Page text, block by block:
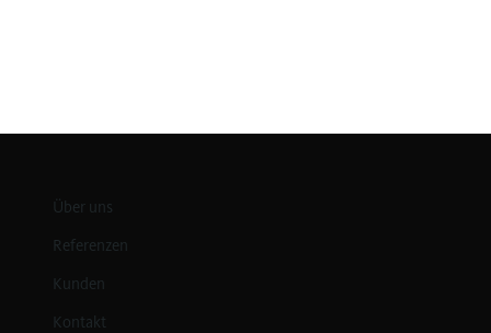
Über uns
Referenzen
Kunden
Kontakt